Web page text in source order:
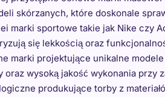
skórzanych, które doskonale
marki sportowe takie jak Nike czy
się lekkością oraz
marki projektujące unikalne
wysoką jakość wykonania przy
produkujące torby z